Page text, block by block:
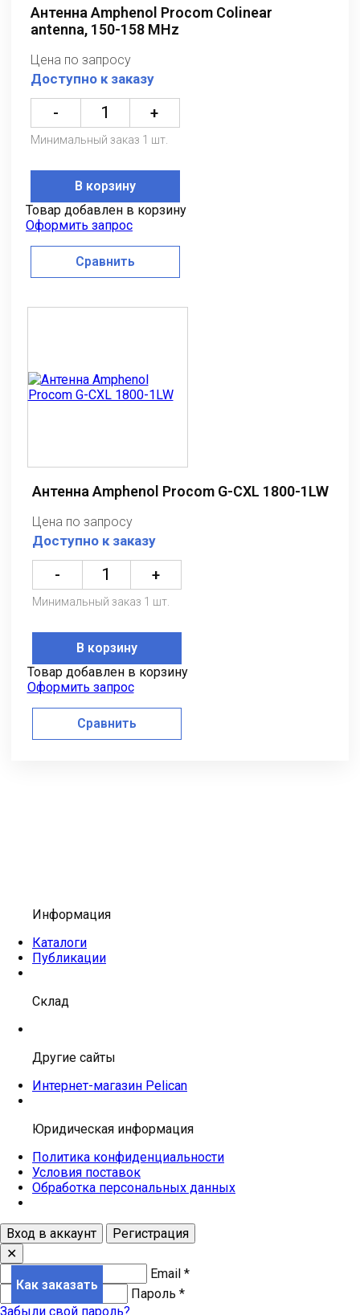
Антенна Amphenol Procom Colinear
antenna, 150-158 MHz
Цена по запросу
Доступно к заказу
- +
Минимальный заказ 1 шт.
В корзину
Товар добавлен в корзину
Оформить запрос
Сравнить
Антенна Amphenol Procom G-CXL 1800-1LW
Цена по запросу
Доступно к заказу
- +
Минимальный заказ 1 шт.
В корзину
Товар добавлен в корзину
Оформить запрос
Сравнить
Как заказать
Информация
Каталоги
Публикации
Склад
Другие сайты
Интернет-магазин Pelican
Юридическая информация
Политика конфиденциальности
Условия поставок
Обработка персональных данных
Вход в аккаунт
Регистрация
✕
Email *
Пароль *
Забыли свой пароль?